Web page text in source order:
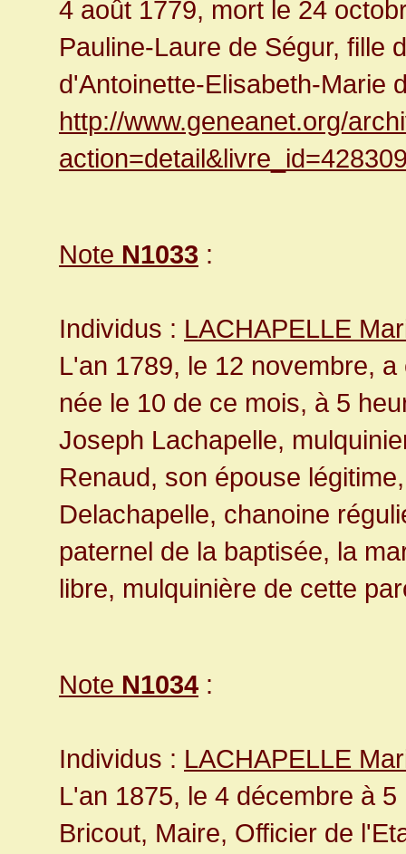
4 août 1779, mort le 24
Pauline-Laure de Ségur, fille
d'Antoinette-Elisabeth-Marie
http://www.geneanet.org/
Note N1033 :
Individus : LACHAPELLE
L'an 1789, le 12 novembre,
née le 10 de ce mois, à 5
Joseph Lachapelle,
Renaud, son épouse
Delachapelle, chanoine
paternel de la baptisée, la
libre, mulquinière de cette
Note N1034 :
Individus : LACHAPELLE
L'an 1875, le 4 décembre à
Bricout, Maire, Officier de